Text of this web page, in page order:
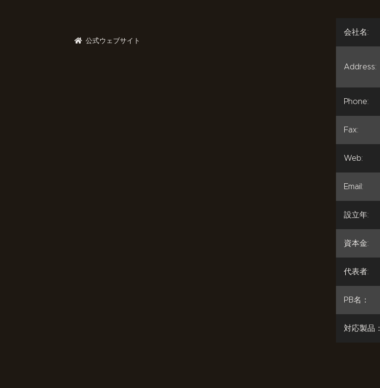
公式ウェブサイト
会社名:
Address:
Phone:
Fax:
Web:
Email:
設立年:
資本金:
代表者:
PB名：
対応製品：